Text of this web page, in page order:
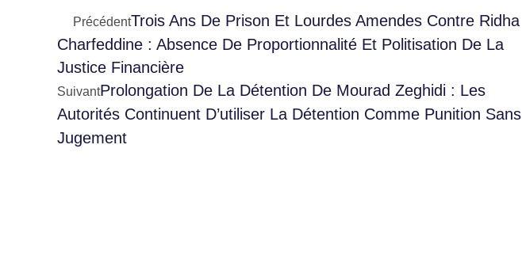
PrécédentTrois Ans De Prison Et Lourdes Amendes Contre Ridha
Charfeddine : Absence De Proportionnalité Et Politisation De La
Justice Financière
SuivantProlongation De La Détention De Mourad Zeghidi : Les
Autorités Continuent D’utiliser La Détention Comme Punition Sans
Jugement